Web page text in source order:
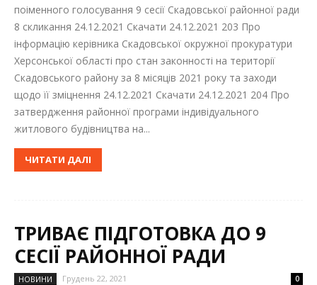
поіменного голосування 9 сесії Скадовської районної ради
8 скликання 24.12.2021 Скачати 24.12.2021 203 Про
інформацію керівника Скадовської окружної прокуратури
Херсонської області про стан законності на території
Скадовського району за 8 місяців 2021 року та заходи
щодо її зміцнення 24.12.2021 Скачати 24.12.2021 204 Про
затвердження районної програми індивідуального
житлового будівництва на...
ЧИТАТИ ДАЛІ
ТРИВАЄ ПІДГОТОВКА ДО 9
СЕСІЇ РАЙОННОЇ РАДИ
НОВИНИ Грудень 22, 2021 0